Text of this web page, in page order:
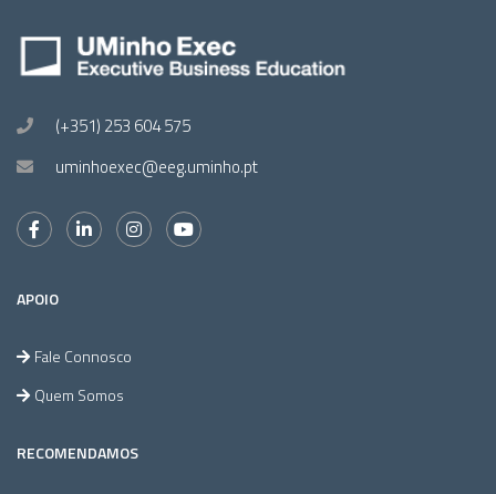
(+351) 253 604 575
uminhoexec@eeg.uminho.pt
APOIO
Fale Connosco
Quem Somos
RECOMENDAMOS